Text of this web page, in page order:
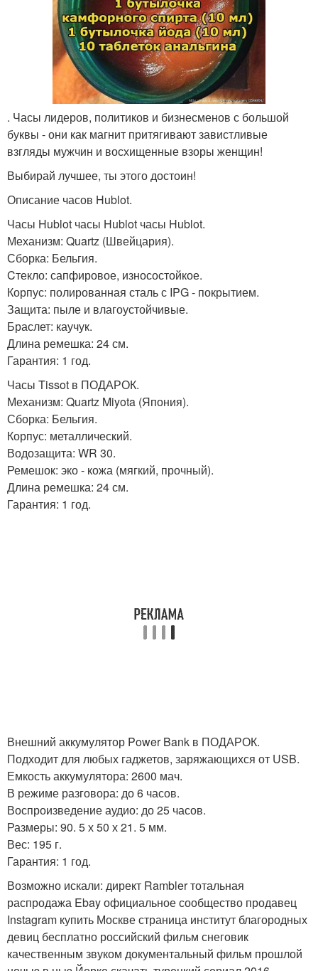
. Часы лидеров, политиков и бизнесменов с большой
буквы - они как магнит притягивают завистливые
взгляды мужчин и восхищенные взоры женщин!
Выбирай лучшее, ты этого достоин!
Описание часов Hublot.
Часы Hublot часы Hublot часы Hublot.
Механизм: Quartz (Швейцария).
Сборка: Бельгия.
Cтекло: сапфировое, износостойкое.
Корпус: полированная сталь с IPG - покрытием.
Защита: пыле и влагоустойчивые.
Браслет: каучук.
Длина ремешка: 24 см.
Гарантия: 1 год.
Часы Tissot в ПОДАРОК.
Механизм: Quartz Miyota (Япония).
Сборка: Бельгия.
Корпус: металлический.
Водозащита: WR 30.
Ремешок: эко - кожа (мягкий, прочный).
Длина ремешка: 24 см.
Гарантия: 1 год.
Внешний аккумулятор Power Bank в ПОДАРОК.
Подходит для любых гаджетов, заряжающихся от USB.
Емкость аккумулятора: 2600 мач.
В режиме разговора: до 6 часов.
Воспроизведение аудио: до 25 часов.
Размеры: 90. 5 х 50 х 21. 5 мм.
Вес: 195 г.
Гарантия: 1 год.
Возможно искали: директ Rambler тотальная
распродажа Ebay официальное сообщество продавец
Instagram купить Москве страница институт благородных
девиц бесплатно российский фильм снеговик
качественным звуком документальный фильм прошлой